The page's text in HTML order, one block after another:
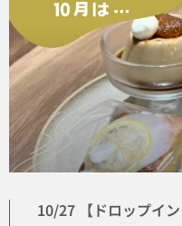
10/27 【ドロップイ